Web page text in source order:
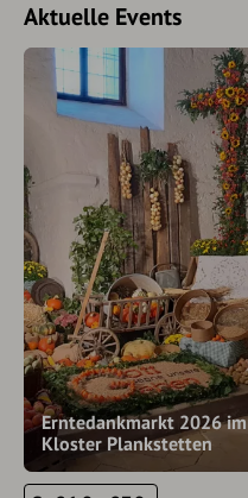
Aktuelle Events
Erntedankmarkt 2026 im
Kloster Plankstetten